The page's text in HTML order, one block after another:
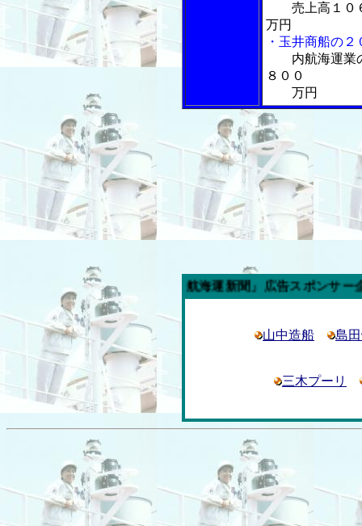
売上高１０
万円
・玉井商船の
内航海運業
８００
万円
今週の「内航海運新聞」広告スポンサー企業
山中造船 島
三木プーリ